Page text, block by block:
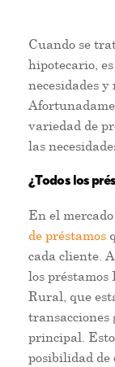
Cuando se
hipotecario,
necesidades
variedad de
las
¿Todos los
En el
de préstamos
cada cliente.
los
Rural, que
principal.
posibilidad de